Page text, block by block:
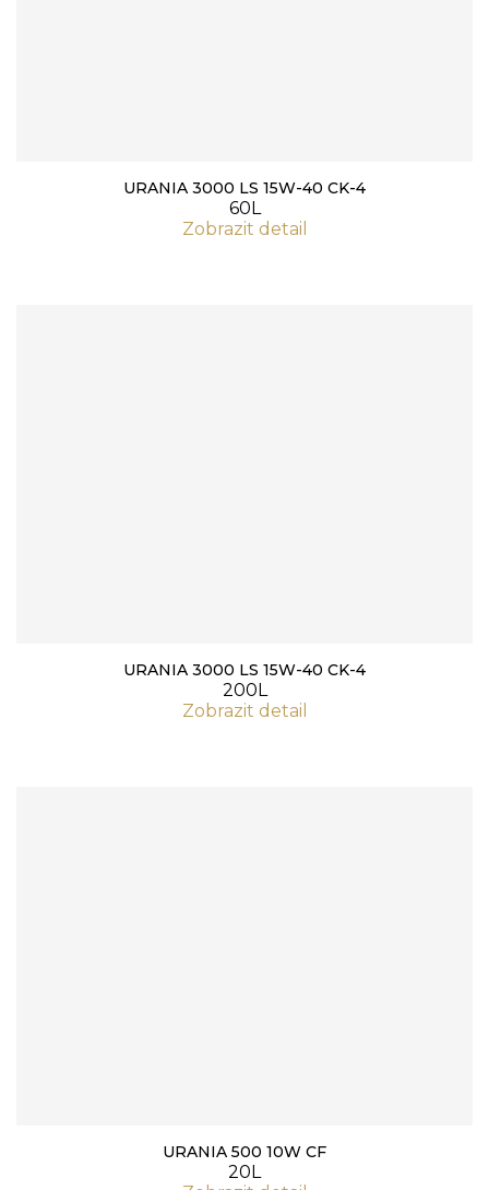
URANIA 3000 LS 15W-40 CK-4
60L
Zobrazit detail
URANIA 3000 LS 15W-40 CK-4
200L
Zobrazit detail
URANIA 500 10W CF
20L